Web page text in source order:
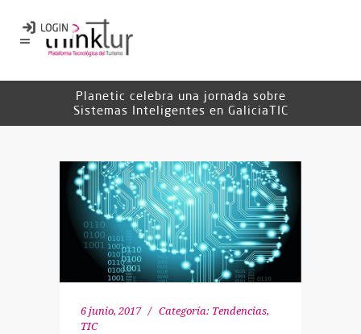
Planetic celebra una jornada sobre
Sistemas Inteligentes en GaliciaTIC
6 junio, 2017 Categoría: Tendencias,
TIC